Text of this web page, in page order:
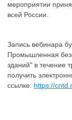
мероприятии
всей России.
Запись вебинара
Промышленная
зданий" в течение
получить
ссылке: https://